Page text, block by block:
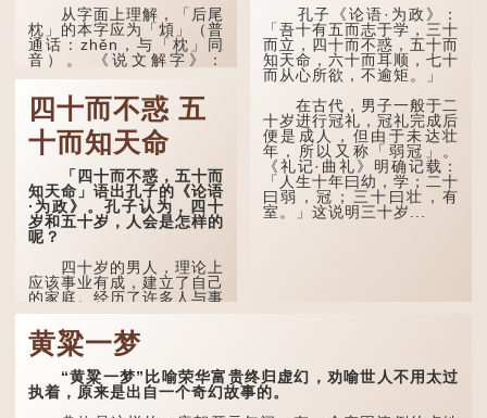
从字面上理解，「后尾
枕」的本字应为「䪴」（普
通话：zhěn，与「枕」同
音）。 《说文解字》：
民间流传有一种说法，
人会将一些不欲为人所知的
记忆藏于颈后之处。如果忽
然吐真言，就好像被不明东
西（如鬼魂）在后脑拍了一
下，藏在脑中的秘密便脱口
而出。
因此...
四十而不惑 五
十而知天命
「四十而不惑，五十而
知天命」语出孔子的《论语
·为政》。孔子认为，四十
岁和五十岁，人会是怎样的
呢？
四十岁的男人，理论上
应该事业有成，建立了自己
的家庭。经历了许多人与事
之后，对事物有了自己的判
断能力，不会轻易为表象所
迷惑。
孔子在《论语·子罕》
也说：「知者不惑，仁者不
忧，勇者不惧。」「知」与
孔子《论语·为政》：
「吾十有五而志于学，三十
而立，四十而不惑，五十而
知天命，六十而耳顺，七十
而从心所欲，不逾矩。」
在古代，男子一般于二
十岁进行冠礼，冠礼完成后
便是成人，但由于未达壮
年，所以又称「弱冠」。
《礼记·曲礼》明确记载：
「人生十年曰幼，学；二十
曰弱，冠；三十曰壮，有
室。」这说明三十岁...
黄粱一梦
“黄粱一梦”比喻荣华富贵终归虚幻，劝喻世人不用太过
执着，原来是出自一个奇幻故事的。